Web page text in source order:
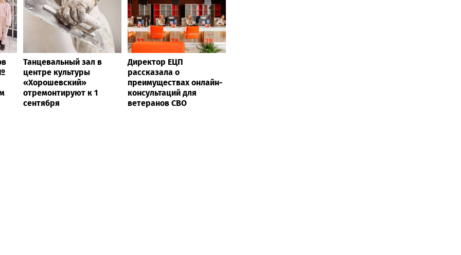
Танцевальный зал в
центре культуры
«Хорошевский»
отремонтируют к 1
сентября
Директор ЕЦП
рассказала о
преимуществах онлайн-
консультаций для
ветеранов СВО